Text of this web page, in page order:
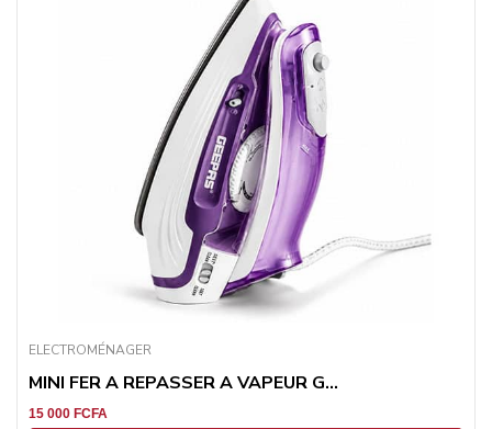
ELECTROMÉNAGER
MINI FER A REPASSER A VAPEUR G...
15 000 FCFA